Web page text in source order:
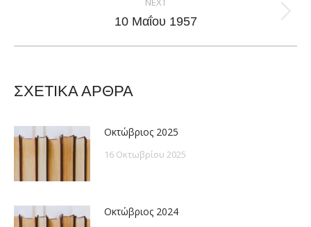
Next
10 Μαΐου 1957
ΣΧΕΤΙΚΑ ΑΡΘΡΑ
Οκτώβριος 2025
16 Οκτωβρίου 2025
Οκτώβριος 2024